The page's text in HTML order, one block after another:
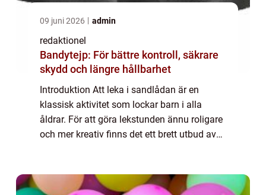
09 juni 2026 admin
redaktionel
Bandytejp: För bättre kontroll, säkrare
skydd och längre hållbarhet
Introduktion Att leka i sandlådan är en
klassisk aktivitet som lockar barn i alla
åldrar. För att göra lekstunden ännu roligare
och mer kreativ finns det ett brett utbud av